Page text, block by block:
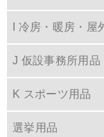
I 冷房・暖房・屋
J 仮設事務所用品
K スポーツ用品
選挙用品